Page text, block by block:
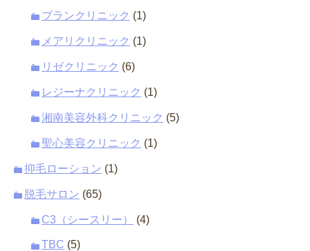
ブランクリニック (1)
メアリクリニック (1)
リゼクリニック (6)
レジーナクリニック (1)
湘南美容外科クリニック (5)
聖心美容クリニック (1)
抑毛ローション (1)
脱毛サロン (65)
C3（シースリー） (4)
TBC (5)